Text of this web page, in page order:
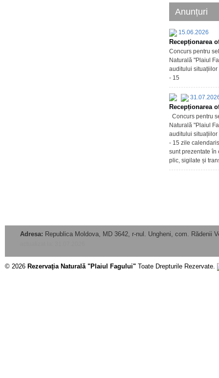
Anunțuri
15.06.2026
Recepționarea
Concurs pentru
Naturală "Plaiul
auditului situațiilor
- 15
Recepționarea
Concurs pentru
Naturală "Plaiul
auditului situațiilor
- 15 zile
sunt prezentate în
plic, sigilate și
Adresa: Republica Moldova, MD 3642, r-nul. Ungheni, com. Rădenii
© 2026 Rezervaţia Naturală "Plaiul Fagului" Toate Drepturile Rezervate.